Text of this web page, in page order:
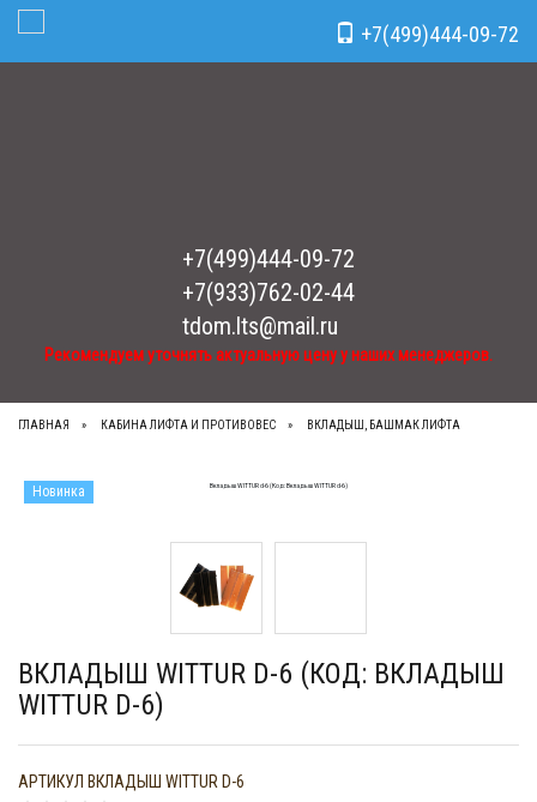
Рекомендуем уточнять актуальную цену у наших менеджеров.
+7(499)444-09-72
+7(933)762-02-44
tdom.lts@mail.ru
Рекомендуем уточнять актуальную цену у наших менеджеров.
+7(499)444-09-72
Toggle Navigation
ГЛАВНАЯ КАБИНА ЛИФТА И ПРОТИВОВЕС ВКЛАДЫШ, БАШМАК ЛИФТА
Новинка
ВКЛАДЫШ WITTUR D-6 (КОД: ВКЛАДЫШ
WITTUR D-6)
АРТИКУЛ ВКЛАДЫШ WITTUR D-6